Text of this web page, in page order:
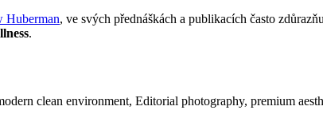
Huberman, ve svých přednáškách a publikacích často
.